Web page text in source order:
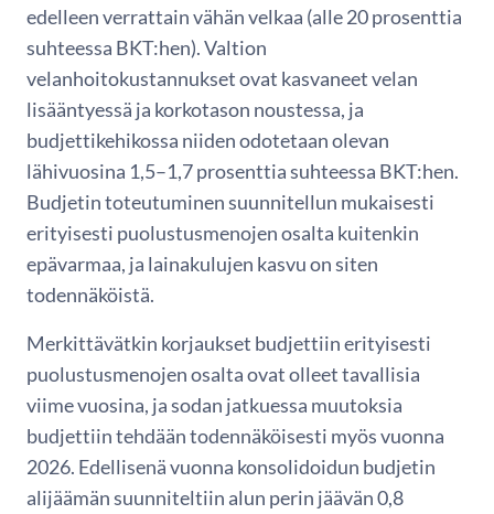
edelleen verrattain vähän velkaa (alle 20 prosenttia
suhteessa BKT:hen). Valtion
velanhoitokustannukset ovat kasvaneet velan
lisääntyessä ja korkotason noustessa, ja
budjettikehikossa niiden odotetaan olevan
lähivuosina 1,5–1,7 prosenttia suhteessa BKT:hen.
Budjetin toteutuminen suunnitellun mukaisesti
erityisesti puolustusmenojen osalta kuitenkin
epävarmaa, ja lainakulujen kasvu on siten
todennäköistä.
Merkittävätkin korjaukset budjettiin erityisesti
puolustusmenojen osalta ovat olleet tavallisia
viime vuosina, ja sodan jatkuessa muutoksia
budjettiin tehdään todennäköisesti myös vuonna
2026. Edellisenä vuonna konsolidoidun budjetin
alijäämän suunniteltiin alun perin jäävän 0,8